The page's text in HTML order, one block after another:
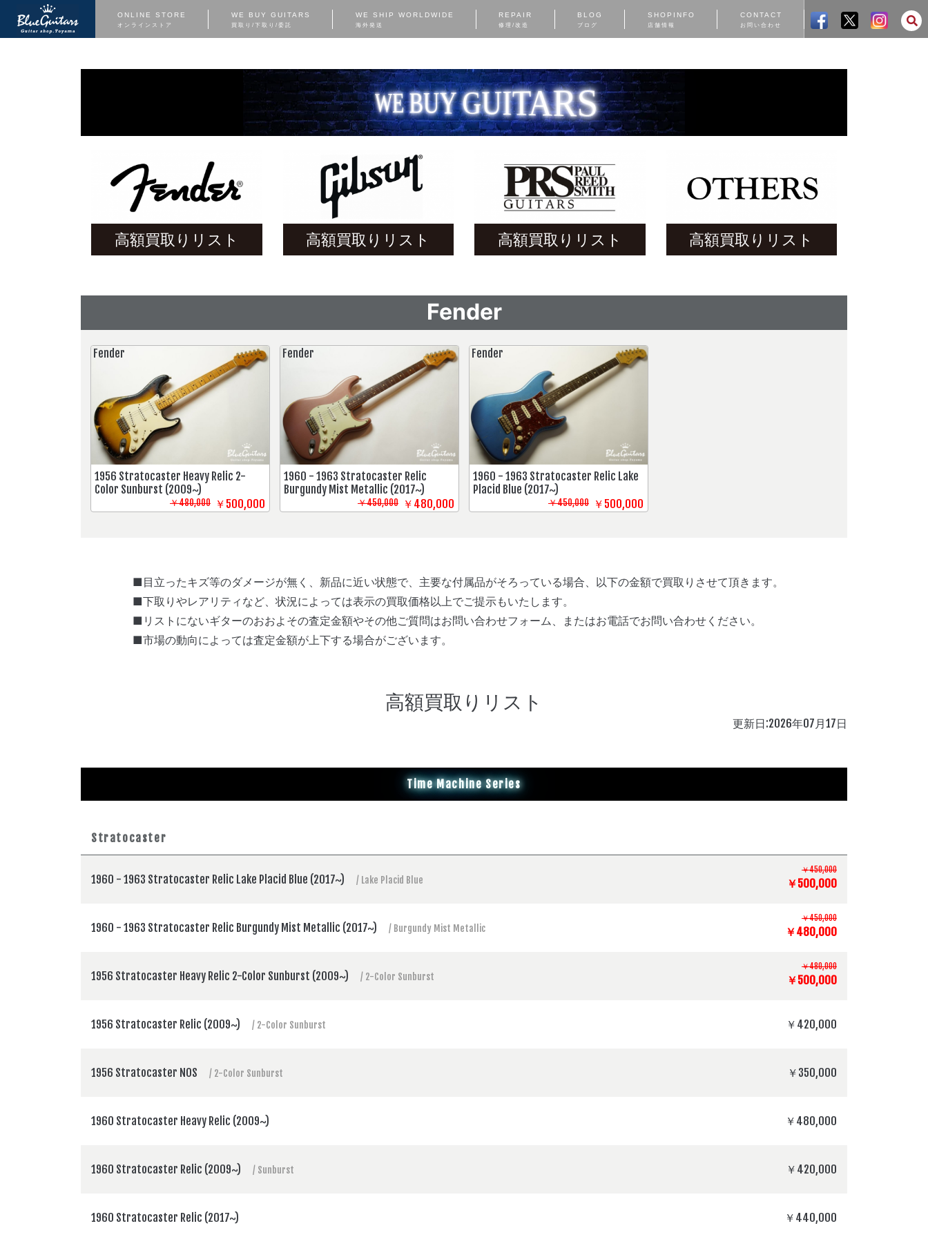
ONLINE STORE
オンラインストア
WE BUY GUITARS
買取り/下取り/委託
WE SHIP WORLDWIDE
海外発送
REPAIR
修理/改造
BLOG
ブログ
SHOPINFO
店舗情報
CONTACT
お問い合わせ
WE BUY GUITARS
高額買取りリスト 高額買取りリスト 高額買取りリスト 高額買取りリスト
Fender
Fender
1956 Stratocaster Heavy Relic 2-
Color Sunburst (2009~)
￥480,000 ￥500,000
Fender
1960 - 1963 Stratocaster Relic
Burgundy Mist Metallic (2017~)
￥450,000 ￥480,000
Fender
1960 - 1963 Stratocaster Relic Lake
Placid Blue (2017~)
￥450,000 ￥500,000
■目立ったキズ等のダメージが無く、新品に近い状態で、主要な付属品がそろっている場合、以下の金額で買取りさせて頂きます。
■下取りやレアリティなど、状況によっては表示の買取価格以上でご提示もいたします。
■リストにないギターのおおよその査定金額やその他ご質問はお問い合わせフォーム、またはお電話でお問い合わせください。
■市場の動向によっては査定金額が上下する場合がございます。
高額買取りリスト
更新日:2026年07月17日
Time Machine Series
Stratocaster
1960 - 1963 Stratocaster Relic Lake Placid Blue (2017~) / Lake Placid Blue
￥450,000
￥500,000
1960 - 1963 Stratocaster Relic Burgundy Mist Metallic (2017~) / Burgundy Mist Metallic
￥450,000
￥480,000
1956 Stratocaster Heavy Relic 2-Color Sunburst (2009~) / 2-Color Sunburst
￥480,000
￥500,000
1956 Stratocaster Relic (2009~) / 2-Color Sunburst ￥420,000
1956 Stratocaster NOS / 2-Color Sunburst ￥350,000
1960 Stratocaster Heavy Relic (2009~) ￥480,000
1960 Stratocaster Relic (2009~) / Sunburst ￥420,000
1960 Stratocaster Relic (2017~) ￥440,000